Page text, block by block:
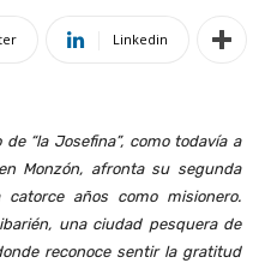
Linkedin
de “la Josefina”, como todavía a
Monzón, afronta su segunda
años como misionero.
una ciudad pesquera de
reconoce sentir la gratitud